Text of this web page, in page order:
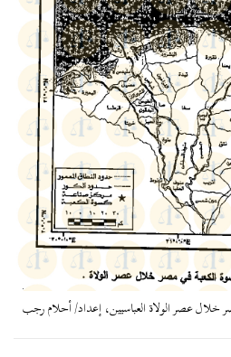
خلال عصر الولاة العباسيين، إعداد/ أحلام رجب